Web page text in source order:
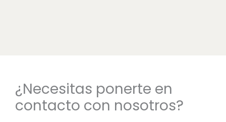
¿Necesitas ponerte en
contacto con nosotros?